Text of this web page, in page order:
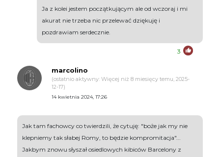
Ja z kolei jestem początkującym ale od wczoraj i mi
akurat nie trzeba nic przelewać dziękuję i
pozdrawiam serdecznie.
3
marcolino
(ostatnio aktywny: Więcej niż 8 miesięcy temu, 2025-
12-17)
14 kwietnia 2024, 17:26
Jak tam fachowcy co twierdzili, że cytuję: "boże jak my nie
klepniemy tak słabej Romy, to będzie kompromitacja"...
Jakbym znowu słyszał osiedlowych kibiców Barcelony z